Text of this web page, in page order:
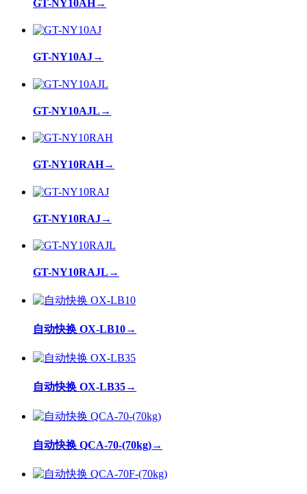
GT-NY10AH→
GT-NY10AJ→
GT-NY10AJL →
GT-NY10RAH→
GT-NY10RAJ→
GT-NY10RAJL →
自动快换 OX-LB10→
自动快换 OX-LB35→
自动快换 QCA-70-(70kg)→